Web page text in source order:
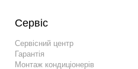
Сервіс
Сервісний центр
Гарантія
Монтаж кондиціонерів